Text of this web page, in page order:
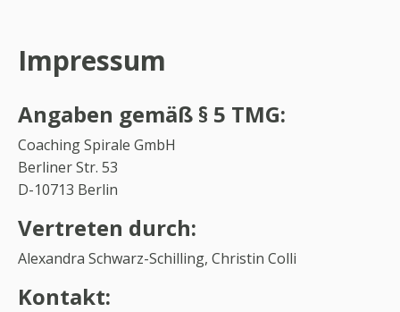
Impressum
Angaben gemäß § 5 TMG:
Coaching Spirale GmbH
Berliner Str. 53
D-10713 Berlin
Vertreten durch:
Alexandra Schwarz-Schilling, Christin Colli
Kontakt: